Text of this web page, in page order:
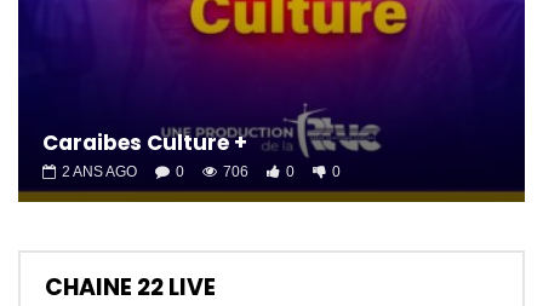
Caraibes Culture +
2 ANS AGO 0 706 0 0
CHAINE 22 LIVE